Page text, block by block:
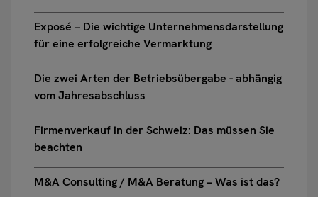
Exposé – Die wichtige Unternehmensdarstellung
für eine erfolgreiche Vermarktung
Die zwei Arten der Betriebsübergabe - abhängig
vom Jahresabschluss
Firmenverkauf in der Schweiz: Das müssen Sie
beachten
M&A Consulting / M&A Beratung – Was ist das?